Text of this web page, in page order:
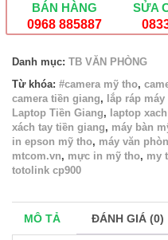
BÁN HÀNG
0968 885887
SỬA
Danh mục: TB VĂN PHÒNG
Từ khóa: #camera mỹ tho,
camera tiền giang, lắp ráp
Laptop Tiền Giang, laptop
xách tay tiền giang, máy bàn
in epson mỹ tho, máy văn
mtcom.vn, mực in mỹ tho, my
totolink cp900
MÔ TẢ ĐÁNH GIÁ (0)